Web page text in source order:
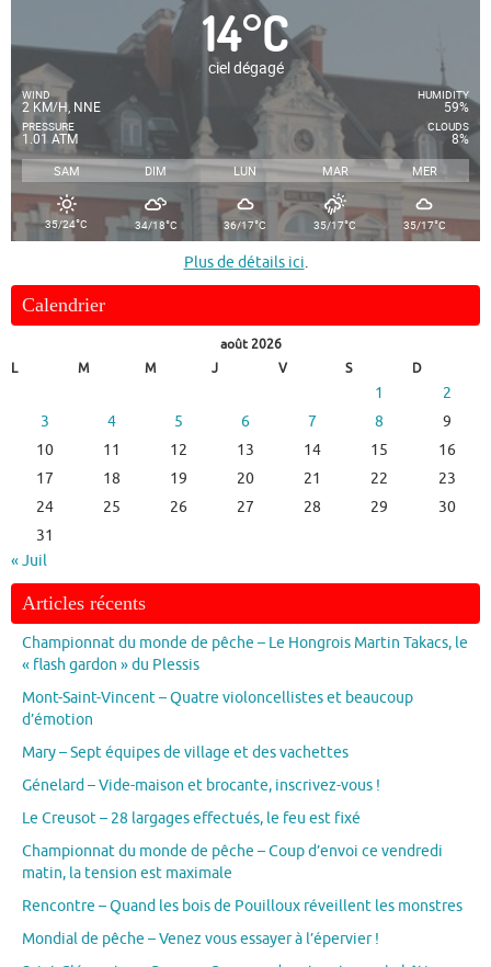
14°C
ciel dégagé
WIND
2 KM/H, NNE
PRESSURE
1.01 ATM
HUMIDITY
59%
CLOUDS
8%
SAM DIM LUN MAR MER
35/24°C 34/18°C 36/17°C 35/17°C 35/17°C
Plus de détails ici.
Calendrier
août 2026
L
M M J V S D
1
2
3
4 5 6 7 8
9
10
11 12 13 14 15
16
17
18 19 20 21 22
23
24
25 26 27 28 29
30
31
« Juil
Articles récents
Championnat du monde de pêche – Le Hongrois Martin Takacs, le
« flash gardon » du Plessis
Mont-Saint-Vincent – Quatre violoncellistes et beaucoup
d’émotion
Mary – Sept équipes de village et des vachettes
Génelard – Vide-maison et brocante, inscrivez-vous !
Le Creusot – 28 largages effectués, le feu est fixé
Championnat du monde de pêche – Coup d’envoi ce vendredi
matin, la tension est maximale
Rencontre – Quand les bois de Pouilloux réveillent les monstres
Mondial de pêche – Venez vous essayer à l’épervier !